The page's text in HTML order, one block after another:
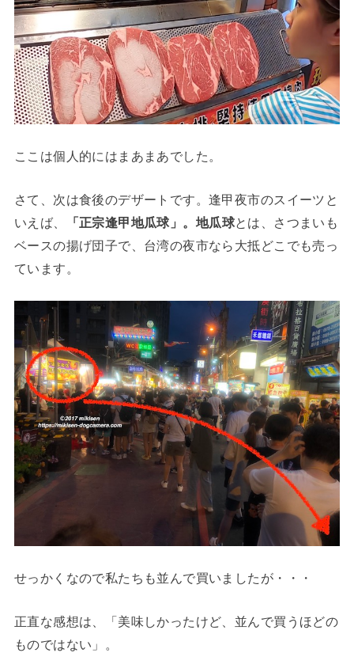
ここは個人的にはまあまあでした。
さて、次は食後のデザートです。逢甲夜市のスイーツと
いえば、
「正宗逢甲地瓜球」。地瓜球とは、さつまいも
ベースの揚げ団子で、台湾の夜市なら大抵どこでも売っ
ています。
せっかくなので私たちも並んで買いましたが・・・
正直な感想は、「美味しかったけど、並んで買うほどの
ものではない」。